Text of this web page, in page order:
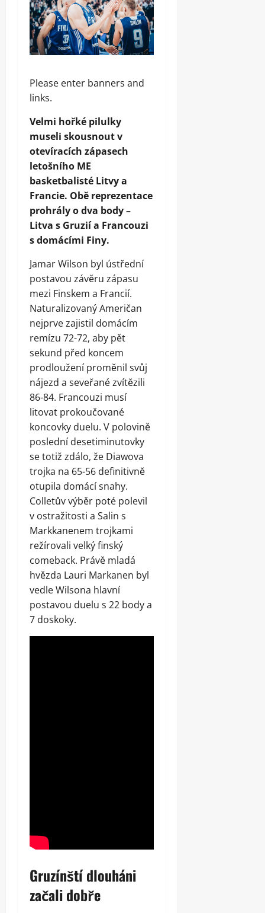
Please enter banners and
links.
Velmi hořké pilulky
museli skousnout v
otevíracích zápasech
letošního ME
basketbalisté Litvy a
Francie. Obě reprezentace
prohrály o dva body –
Litva s Gruzií a Francouzi
s domácími Finy.
Jamar Wilson byl ústřední
postavou závěru zápasu
mezi Finskem a Francií.
Naturalizovaný Američan
nejprve zajistil domácím
remízu 72-72, aby pět
sekund před koncem
prodloužení proměnil svůj
nájezd a seveřané zvítězili
86-84. Francouzi musí
litovat prokoučované
koncovky duelu. V polovině
poslední desetiminutovky
se totiž zdálo, že Diawova
trojka na 65-56 definitivně
otupila domácí snahy.
Colletův výběr poté polevil
v ostražitosti a Salin s
Markkanenem trojkami
režírovali velký finský
comeback. Právě mladá
hvězda Lauri Markanen byl
vedle Wilsona hlavní
postavou duelu s 22 body a
7 doskoky.
Gruzínští dlouháni
začali dobře